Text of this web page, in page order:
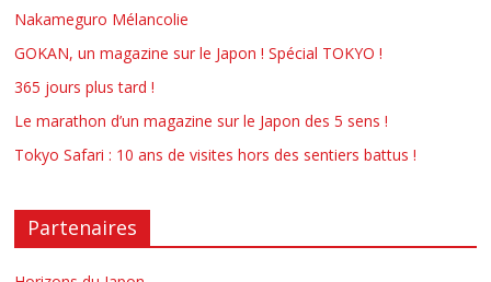
Nakameguro Mélancolie
GOKAN, un magazine sur le Japon ! Spécial TOKYO !
365 jours plus tard !
Le marathon d’un magazine sur le Japon des 5 sens !
Tokyo Safari : 10 ans de visites hors des sentiers battus !
Partenaires